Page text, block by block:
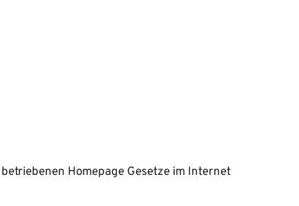
Homepage Gesetze im Internet